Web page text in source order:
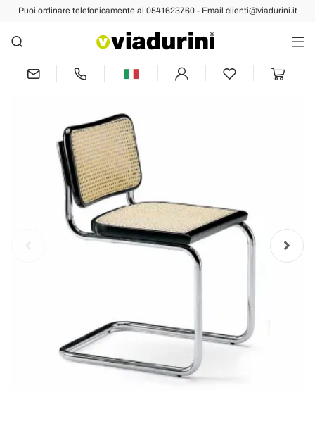
Puoi ordinare telefonicamente al 0541623760 - Email clienti@viadurini.it
Indietro Prec Succ
Sedia Ufficio in Paglia con Struttura in
Acciaio e Legno Made in Italy - Baviera